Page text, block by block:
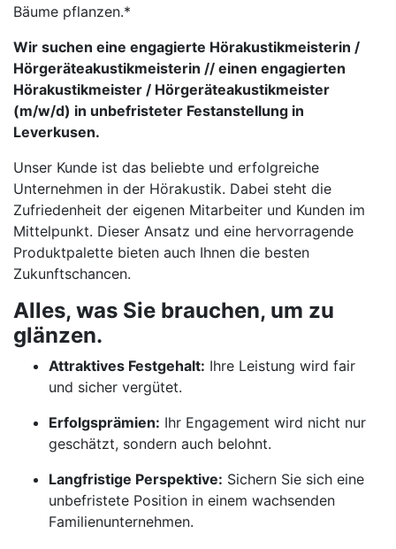
Bäume pflanzen.*
Wir suchen eine engagierte Hörakustikmeisterin /
Hörgeräteakustikmeisterin // einen engagierten
Hörakustikmeister / Hörgeräteakustikmeister
(m/w/d) in unbefristeter Festanstellung in
Leverkusen.
Unser Kunde ist das beliebte und erfolgreiche
Unternehmen in der Hörakustik. Dabei steht die
Zufriedenheit der eigenen Mitarbeiter und Kunden im
Mittelpunkt. Dieser Ansatz und eine hervorragende
Produktpalette bieten auch Ihnen die besten
Zukunftschancen.
Alles, was Sie brauchen, um zu
glänzen.
Attraktives Festgehalt: Ihre Leistung wird fair
und sicher vergütet.
Erfolgsprämien: Ihr Engagement wird nicht nur
geschätzt, sondern auch belohnt.
Langfristige Perspektive: Sichern Sie sich eine
unbefristete Position in einem wachsenden
Familienunternehmen.